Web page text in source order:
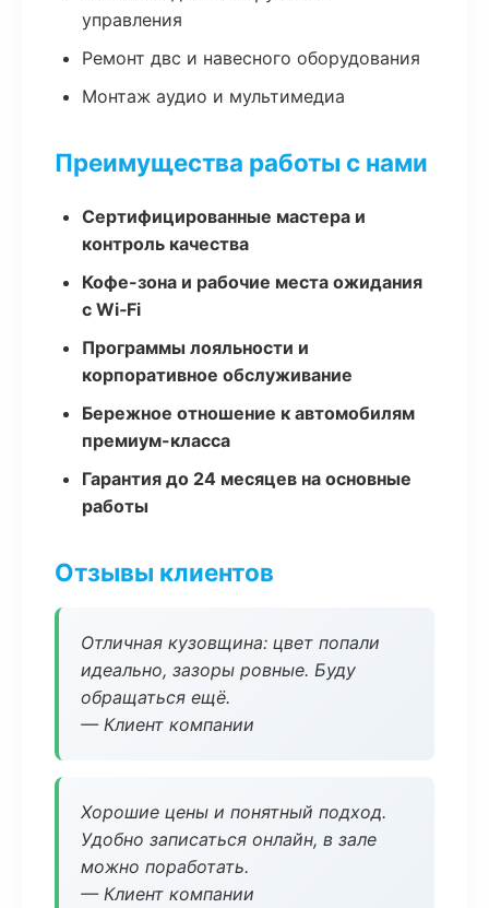
управления
Ремонт двс и навесного оборудования
Монтаж аудио и мультимедиа
Преимущества работы с нами
Сертифицированные мастера и
контроль качества
Кофе-зона и рабочие места ожидания
с Wi‑Fi
Программы лояльности и
корпоративное обслуживание
Бережное отношение к автомобилям
премиум-класса
Гарантия до 24 месяцев на основные
работы
Отзывы клиентов
Отличная кузовщина: цвет попали
идеально, зазоры ровные. Буду
обращаться ещё.
— Клиент компании
Хорошие цены и понятный подход.
Удобно записаться онлайн, в зале
можно поработать.
— Клиент компании